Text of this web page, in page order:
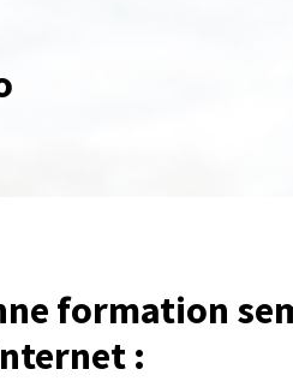
formation
: